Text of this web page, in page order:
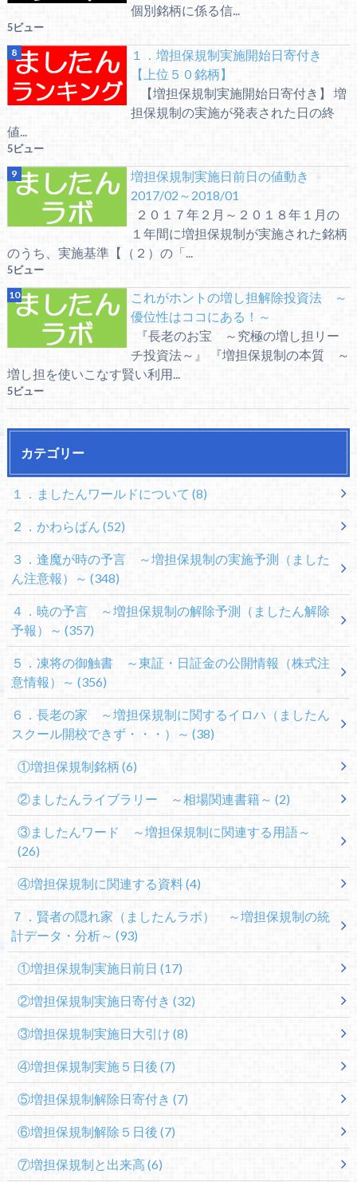
個別銘柄に係る信...
5ビュー
１．増担保規制実施開始日寄付き
【上位５０銘柄】
【増担保規制実施開始日寄付き】 増
担保規制の実施が発表された日の終
値...
5ビュー
増担保規制実施日前日の値動き
2017/02～2018/01
２０１７年２月～２０１８年１月の
１年間に増担保規制が実施された銘柄
のうち、実施基準【（２）の「...
5ビュー
これがホントの増し担解除投資法 ～
優位性はココにある！～
『長老のお宝 ～究極の増し担リー
チ投資法～』 『増担保規制の本質 ～
増し担を使いこなす賢い利用...
5ビュー
カテゴリー
１．ましたんワールドについて (8)
２．かわらばん (52)
３．逢魔が時の予言 ～増担保規制の実施予測（ました
ん注意報）～ (348)
４．暁の予言 ～増担保規制の解除予測（ましたん解除
予報）～ (357)
５．凍将の御触書 ～東証・日証金の公開情報（株式注
意情報）～ (356)
６．長老の家 ～増担保規制に関するイロハ（ましたん
スクール開校できず・・・）～ (38)
①増担保規制銘柄 (6)
②ましたんライブラリー ～相場関連書籍～ (2)
③ましたんワード ～増担保規制に関連する用語～
(26)
④増担保規制に関連する資料(4)
７．賢者の隠れ家（ましたんラボ） ～増担保規制の統
計データ・分析～ (93)
①増担保規制実施日前日 (17)
②増担保規制実施日寄付き (32)
③増担保規制実施日大引け (8)
④増担保規制実施５日後 (7)
⑤増担保規制解除日寄付き (7)
⑥増担保規制解除５日後 (7)
⑦増担保規制と出来高 (6)